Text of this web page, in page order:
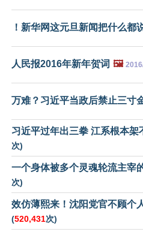
！新华网这元旦新闻把什么都
人民报2016年新年贺词 🖼️
万难？习近平当政后禁止三寸
习近平过年出三拳 江系根本架
次)
一个身体被多个灵魂轮流主宰
次)
效仿薄熙来！沈阳党官不顾个
(520,431次)